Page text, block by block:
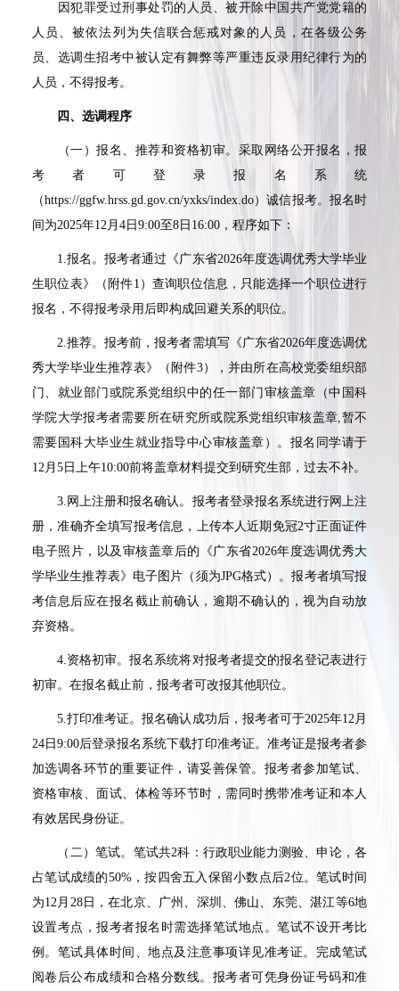
因犯罪受过刑事处罚的人员、被开除中国共产党党籍的
人员、被依法列为失信联合惩戒对象的人员，在各级公务
员、选调生招考中被认定有舞弊等严重违反录用纪律行为的
人员，不得报考。
四、选调程序
（一）报名、推荐和资格初审。采取网络公开报名，报
考者可登录报名系统
（https://ggfw.hrss.gd.gov.cn/yxks/index.do）诚信报考。报名时
间为2025年12月 4 日 9:00至8 日 16:00 ，程序如下：
1.报名。报考者通过《广东省2026年度选调优秀大学毕业
生职位表》（附件1 ）查询职位信息，只能选择一个职位进行
报名，不得报考录用后即构成回避关系的职位。
2.推荐。报考前，报考者需填写《广东省2026年度选调优
秀大学毕业生推荐表》（附件3），并由所在高校党委组织部
门、就业部门或院系党组织中的任一部门审核盖章（中国科
学院大学报考者需要所在研究所或院系党组织审核盖章,暂不
需要国科大毕业生就业指导中心审核盖章）。报名同学请于
12月 5 日上午10:00前将盖章材料提交到研究生部，过去不补。
3. 网上注册和报名确认。报考者登录报名系统进行网上注
册，准确齐全填写报考信息，上传本人近期免冠2寸正面证件
电子照片，以及审核盖章后的《广东省2026年度选调优秀大
学毕业生推荐表》电子图片（须为JPG格式）。报考者填写报
考信息后应在报名截止前确认，逾期不确认的，视为自动放
弃资格。
4.资格初审。报名系统将对报考者提交的报名登记表进行
初审。在报名截止前，报考者可改报其他职位。
5.打印准考证。报名确认成功后，报考者可于2025年12月
24 日9:00后登录报名系统下载打印准考证。准考证是报考者参
加选调各环节的重要证件，请妥善保管。报考者参加笔试、
资格审核、面试、体检等环节时，需同时携带准考证和本人
有效居民身份证。
（二）笔试。笔试共2科：行政职业能力测验、申论，各
占笔试成绩的50%，按四舍五入保留小数点后2位。笔试时间
为12月 28日，在北京、广州、深圳、佛山、东莞、湛江等6地
设置考点，报考者报名时需选择笔试地点。笔试不设开考比
例。笔试具体时间、地点及注意事项详见准考证。完成笔试
阅卷后公布成绩和合格分数线。报考者可凭身份证号码和准